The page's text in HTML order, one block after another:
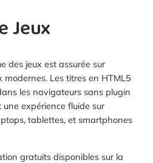
Jeux
des jeux est assurée sur
modernes. Les titres en HTML5
les navigateurs sans plugin
expérience fluide sur
tablettes, et smartphones
gratuits disponibles sur la